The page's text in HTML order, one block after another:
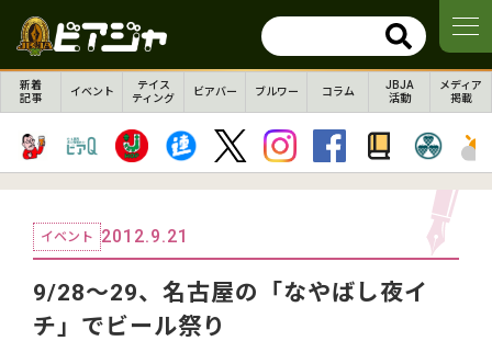
新着
記事
イベント
テイス
ティング
ビアバー ブルワー コラム
JBJA
活動
メディア
掲載
イベント 2012.9.21
9/28～29、名古屋の「なやばし夜イ
チ」でビール祭り